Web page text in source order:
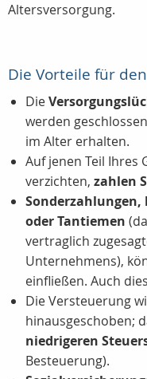
Altersversorgung.
Die Vorteile für
Die
werden
im Alter erhalten.
Auf jenen Teil Ihres
verzichten, zahlen
oder Tantiemen
vertraglich
Unternehmens),
einfließen. Auch
Die Versteuerung
hinausgeschoben;
niedrigeren
Besteuerung).